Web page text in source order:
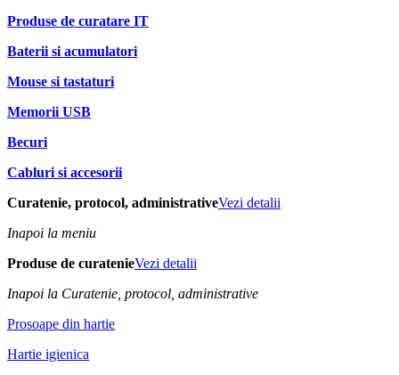
Produse de curatare IT
Baterii si acumulatori
Mouse si tastaturi
Memorii USB
Becuri
Cabluri si accesorii
Curatenie, protocol, administrativeVezi detalii
Inapoi la meniu
Produse de curatenieVezi detalii
Inapoi la Curatenie, protocol, administrative
Prosoape din hartie
Hartie igienica